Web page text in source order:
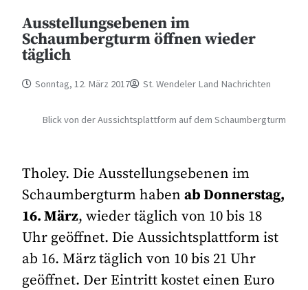
Ausstellungsebenen im
Schaumbergturm öffnen wieder
täglich
Sonntag, 12. März 2017 St. Wendeler Land Nachrichten
Blick von der Aussichtsplattform auf dem Schaumbergturm
Tholey. Die Ausstellungsebenen im
Schaumbergturm habenab Donnerstag,
16. März, wieder täglich von 10 bis 18
Uhr geöffnet. Die Aussichtsplattform ist
ab 16. März täglich von 10 bis 21 Uhr
geöffnet. Der Eintritt kostet einen Euro